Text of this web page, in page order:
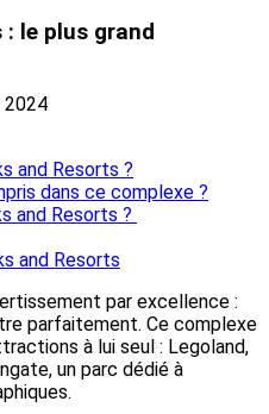
le plus grand
2024
and Resorts ?
dans ce complexe ?
and Resorts ?
and Resorts
par excellence :
parfaitement. Ce complexe
à lui seul : Legoland,
un parc dédié à